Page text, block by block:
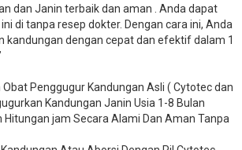
dan Janin terbaik dan aman . Anda dapat
di tanpa resep dokter. Dengan cara ini, Anda
kandungan dengan cepat dan efektif dalam 1
Penggugur Kandungan Asli ( Cytotec dan
Kandungan Janin Usia 1-8 Bulan
Hitungan jam Secara Alami Dan Aman Tanpa